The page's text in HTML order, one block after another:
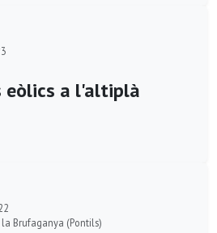
eòlics a l'altiplà
Brufaganya (Pontils)